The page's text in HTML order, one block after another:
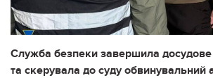
Служба безпеки завершила досудове
та скерувала до суду обвинувальний